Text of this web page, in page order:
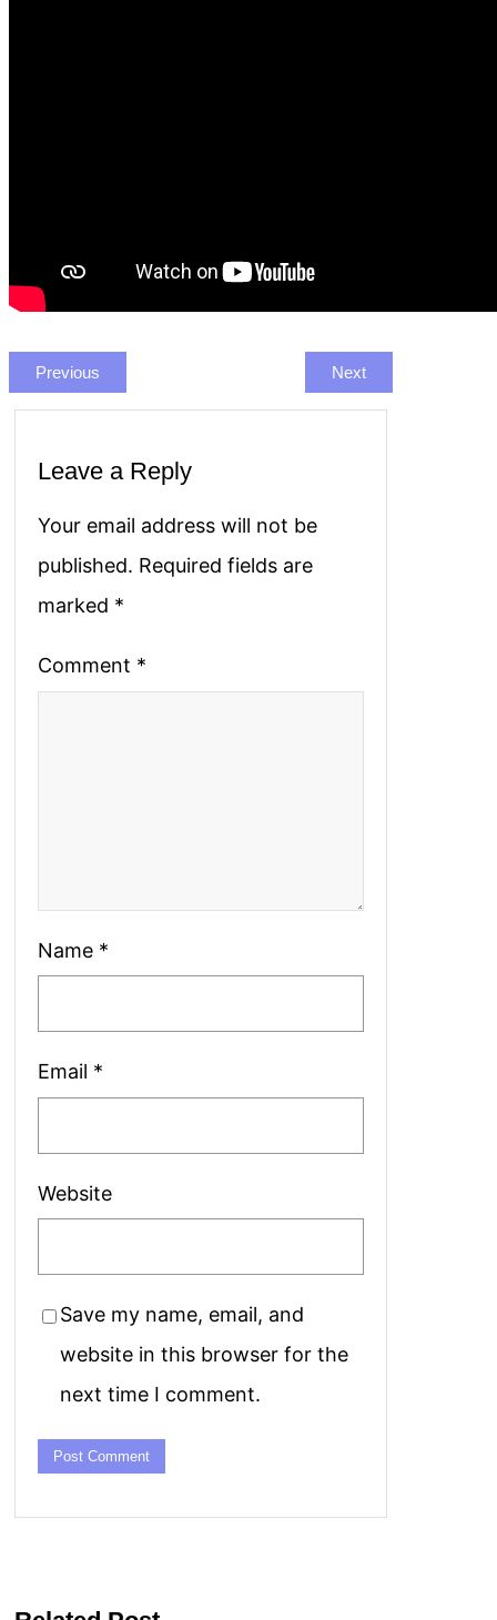
Previous Next
Leave a Reply
Your email address will not be
published. Required fields are
marked *
Comment *
Name *
Email *
Website
Save my name, email, and
website in this browser for the
next time I comment.